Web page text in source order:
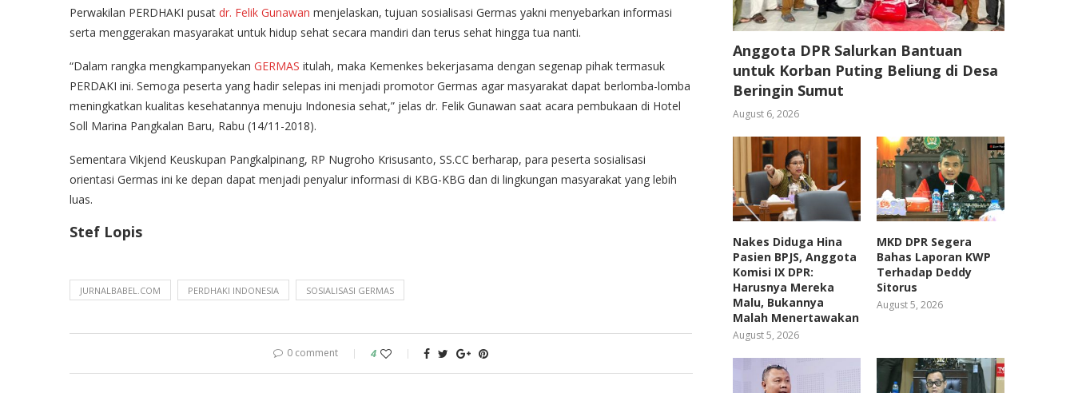
Perwakilan PERDHAKI pusat dr. Felik Gunawan menjelaskan, tujuan sosialisasi Germas yakni menyebarkan informasi
serta menggerakan masyarakat untuk hidup sehat secara mandiri dan terus sehat hingga tua nanti.
“Dalam rangka mengkampanyekan GERMAS itulah, maka Kemenkes bekerjasama dengan segenap pihak termasuk
PERDAKI ini. Semoga peserta yang hadir selepas ini menjadi promotor Germas agar masyarakat dapat berlomba-lomba
meningkatkan kualitas kesehatannya menuju Indonesia sehat,” jelas dr. Felik Gunawan saat acara pembukaan di Hotel
Soll Marina Pangkalan Baru, Rabu (14/11-2018).
Sementara Vikjend Keuskupan Pangkalpinang, RP Nugroho Krisusanto, SS.CC berharap, para peserta sosialisasi
orientasi Germas ini ke depan dapat menjadi penyalur informasi di KBG-KBG dan di lingkungan masyarakat yang lebih
luas.
Stef Lopis
JURNALBABEL.COM PERDHAKI INDONESIA SOSIALISASI GERMAS
0 comment 4
Anggota DPR Salurkan Bantuan
untuk Korban Puting Beliung di Desa
Beringin Sumut
August 6, 2026
Nakes Diduga Hina
Pasien BPJS, Anggota
Komisi IX DPR:
Harusnya Mereka
Malu, Bukannya
Malah Menertawakan
August 5, 2026
MKD DPR Segera
Bahas Laporan KWP
Terhadap Deddy
Sitorus
August 5, 2026